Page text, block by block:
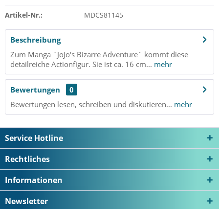
Artikel-Nr.: MDCS81145
Beschreibung
Zum Manga `JoJo's Bizarre Adventure´ kommt diese
detailreiche Actionfigur. Sie ist ca. 16 cm... mehr
Bewertungen
0
Bewertungen lesen, schreiben und diskutieren... mehr
Service Hotline
Rechtliches
Informationen
Newsletter